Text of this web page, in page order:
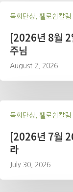
목회단상, 휄로쉽칼럼
[2026년 8월 2
주님
August 2, 2026
목회단상, 휄로쉽칼럼
[2026년 7월
라
July 30, 2026